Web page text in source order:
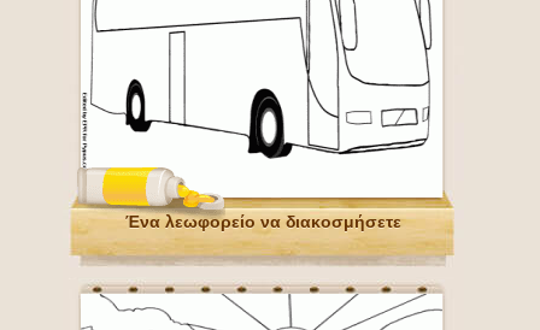
Ένα λεωφορείο να διακοσμήσετε